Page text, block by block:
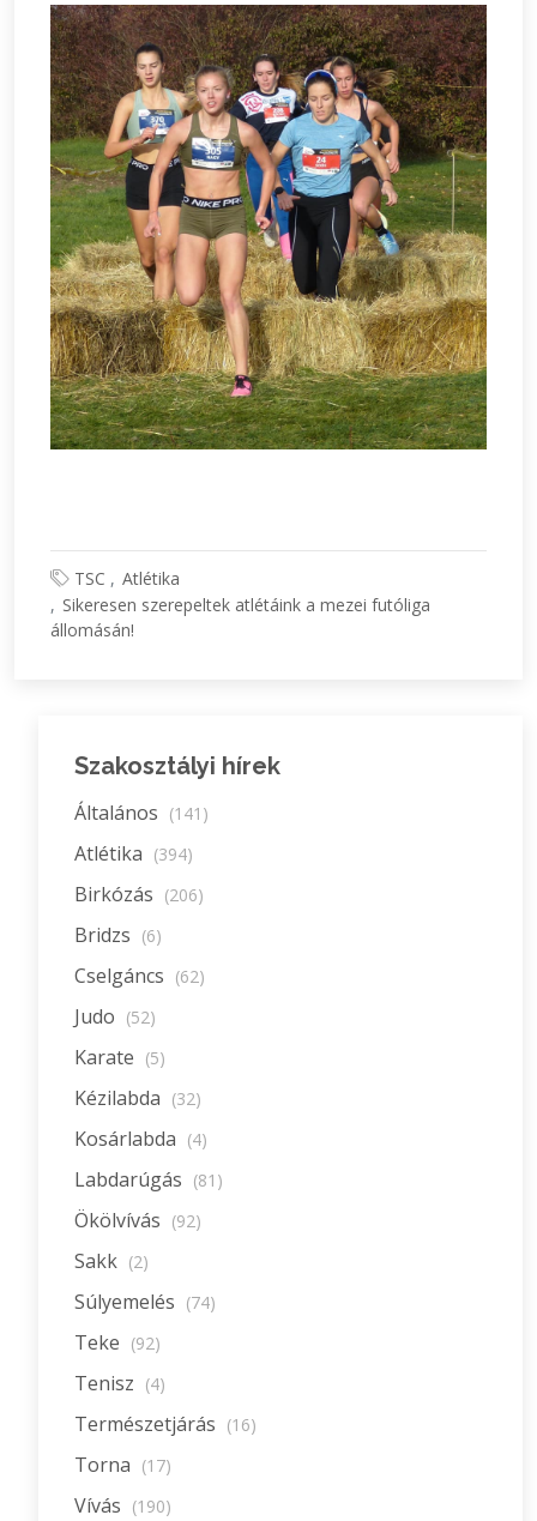
TSC
Atlétika
Sikeresen szerepeltek atlétáink a mezei futóliga
állomásán!
Szakosztályi hírek
Általános (141)
Atlétika (394)
Birkózás (206)
Bridzs (6)
Cselgáncs (62)
Judo (52)
Karate (5)
Kézilabda (32)
Kosárlabda (4)
Labdarúgás (81)
Ökölvívás (92)
Sakk (2)
Súlyemelés (74)
Teke (92)
Tenisz (4)
Természetjárás (16)
Torna (17)
Vívás (190)